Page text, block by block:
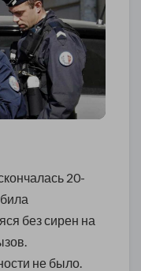
20-
без сирен на
не было.